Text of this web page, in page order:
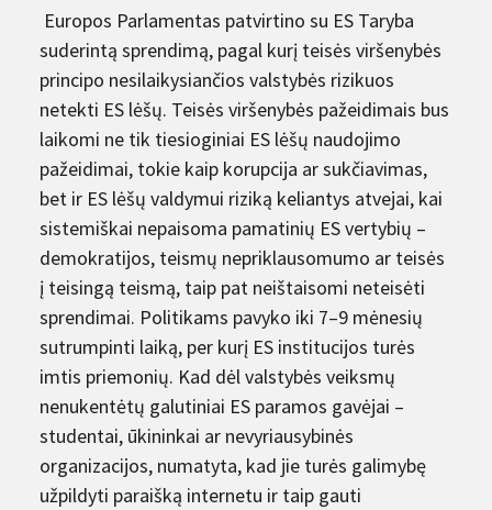
Europos Parlamentas patvirtino su ES Taryba
suderintą sprendimą, pagal kurį teisės viršenybės
principo nesilaikysiančios valstybės rizikuos
netekti ES lėšų. Teisės viršenybės pažeidimais bus
laikomi ne tik tiesioginiai ES lėšų naudojimo
pažeidimai, tokie kaip korupcija ar sukčiavimas,
bet ir ES lėšų valdymui riziką keliantys atvejai, kai
sistemiškai nepaisoma pamatinių ES vertybių –
demokratijos, teismų nepriklausomumo ar teisės
į teisingą teismą, taip pat neištaisomi neteisėti
sprendimai. Politikams pavyko iki 7–9 mėnesių
sutrumpinti laiką, per kurį ES institucijos turės
imtis priemonių. Kad dėl valstybės veiksmų
nenukentėtų galutiniai ES paramos gavėjai –
studentai, ūkininkai ar nevyriausybinės
organizacijos, numatyta, kad jie turės galimybę
užpildyti paraišką internetu ir taip gauti